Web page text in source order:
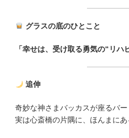
グラスの底のひとこと
「幸せは、受け取る勇気の“リハ
追伸
奇妙な神さまバッカスが座るバー
実は心斎橋の片隅に、ほんまにあ